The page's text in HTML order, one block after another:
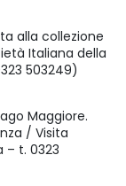
alla collezione
Italiana della
503249)
Maggiore.
/ Visita
t. 0323